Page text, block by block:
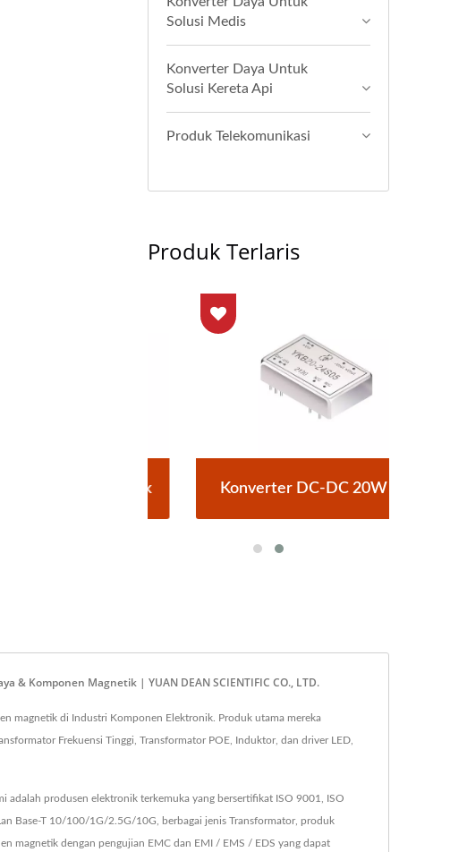
Solusi Medis
Konverter Daya Untuk
Solusi Kereta Api
Produk Telekomunikasi
Produk Terlaris
Konverter DC-DC 20W 4:1
& Komponen Magnetik | YUAN DEAN SCIENTIFIC CO., LTD.
magnetik di Industri Komponen Elektronik. Produk utama mereka
Frekuensi Tinggi, Transformator POE, Induktor, dan driver LED,
produsen elektronik terkemuka yang bersertifikat ISO 9001, ISO
Base-T 10/100/1G/2.5G/10G, berbagai jenis Transformator, produk
magnetik dengan pengujian EMC dan EMI / EMS / EDS yang dapat